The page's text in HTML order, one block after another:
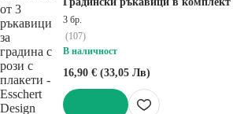
3 бр.
(107)
В наличност
16,90 € (33,05 Лв)